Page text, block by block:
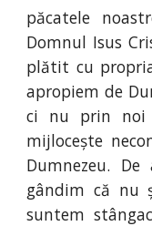
păcatele
Domnul Isus
plătit cu
apropiem de
ci nu prin noi
mijlocește
Dumnezeu.
gândim că nu
suntem